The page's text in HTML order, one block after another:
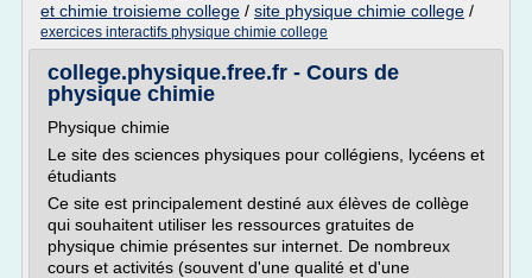
et chimie troisieme college / site physique chimie college /
exercices interactifs physique chimie college
college.physique.free.fr - Cours de
physique chimie
Physique chimie
Le site des sciences physiques pour collégiens, lycéens et
étudiants
Ce site est principalement destiné aux élèves de collège
qui souhaitent utiliser les ressources gratuites de
physique chimie présentes sur internet. De nombreux
cours et activités (souvent d'une qualité et d'une